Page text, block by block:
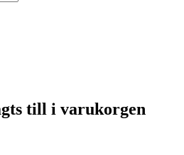
till i varukorgen